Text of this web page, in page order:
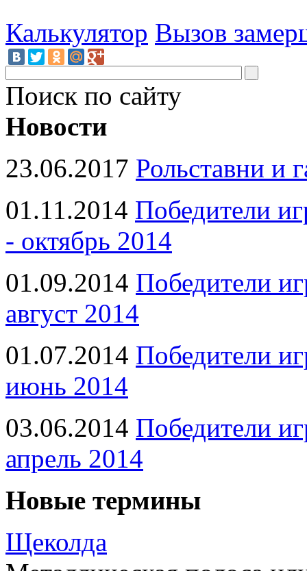
Калькулятор Вызов
Поиск по сайту
Новости
23.06.2017 Рольставни и
01.11.2014 Победители
- октябрь 2014
01.09.2014 Победители
август 2014
01.07.2014 Победители
июнь 2014
03.06.2014 Победители
апрель 2014
Новые термины
Щеколда